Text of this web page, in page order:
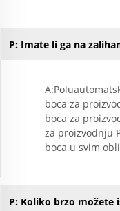
P: Imate li ga na
boca za
boca za
za proizvodnju
boca u svim
P: Koliko brzo možete